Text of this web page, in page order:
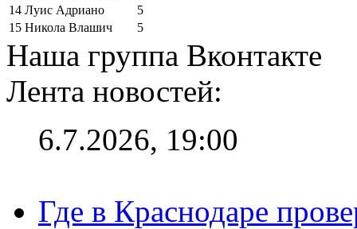
14 Луис Адриано
5
15 Никола Влашич 5
Наша группа Вконтакте
Лента новостей:
6.7.2026, 19:00
Где в Краснодаре